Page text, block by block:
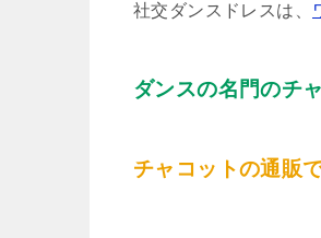
社交ダンスドレスは、
ダンスの名門のチ
チャコットの通販